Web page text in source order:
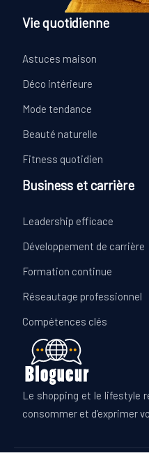
Vie quotidienne
Astuces maison
Déco intérieure
Mode tendance
Beauté naturelle
Fitness quotidien
Business et carrière
Leadership efficace
Développement de carrière
Formation continue
Réseautage professionnel
Compétences clés
Le shopping et le lifestyle
consommer et d’exprimer